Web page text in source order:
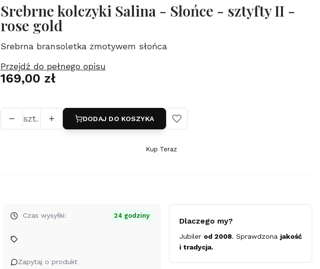
Srebrne kolczyki Salina - Słońce - sztyfty II -
rose gold
Srebrna bransoletka zmotywem słońca
Przejdź do pełnego opisu
Cena
169,00 zł
szt. DODAJ DO KOSZYKA
Kup Teraz
Czas wysyłki: 24 godziny
Zapytaj o produkt
Dlaczego my?
Jubiler od 2008. Sprawdzona jakość
i tradycja.